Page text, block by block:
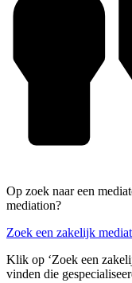
Op zoek naar een
mediation?
Zoek een zakelijk
Klik op ‘Zoek een
vinden die